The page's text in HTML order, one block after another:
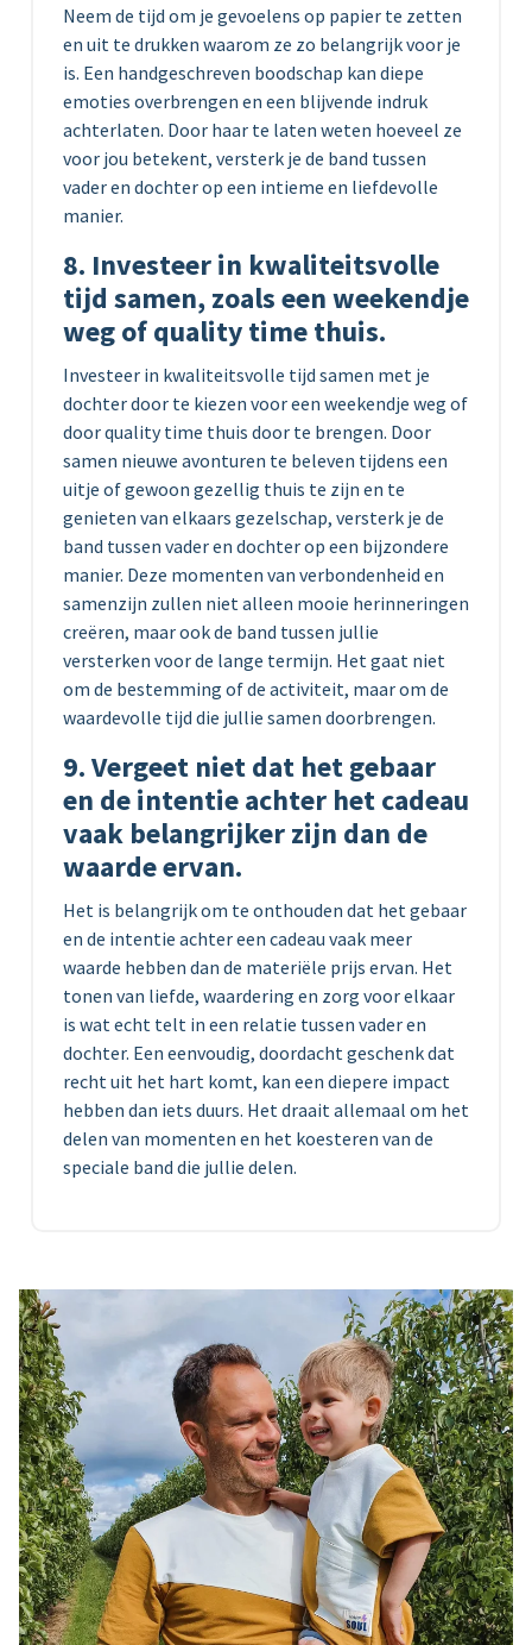
Neem de tijd om je gevoelens op papier te zetten
en uit te drukken waarom ze zo belangrijk voor je
is. Een handgeschreven boodschap kan diepe
emoties overbrengen en een blijvende indruk
achterlaten. Door haar te laten weten hoeveel ze
voor jou betekent, versterk je de band tussen
vader en dochter op een intieme en liefdevolle
manier.
8. Investeer in kwaliteitsvolle
tijd samen, zoals een weekendje
weg of quality time thuis.
Investeer in kwaliteitsvolle tijd samen met je
dochter door te kiezen voor een weekendje weg of
door quality time thuis door te brengen. Door
samen nieuwe avonturen te beleven tijdens een
uitje of gewoon gezellig thuis te zijn en te
genieten van elkaars gezelschap, versterk je de
band tussen vader en dochter op een bijzondere
manier. Deze momenten van verbondenheid en
samenzijn zullen niet alleen mooie herinneringen
creëren, maar ook de band tussen jullie
versterken voor de lange termijn. Het gaat niet
om de bestemming of de activiteit, maar om de
waardevolle tijd die jullie samen doorbrengen.
9. Vergeet niet dat het gebaar
en de intentie achter het cadeau
vaak belangrijker zijn dan de
waarde ervan.
Het is belangrijk om te onthouden dat het gebaar
en de intentie achter een cadeau vaak meer
waarde hebben dan de materiële prijs ervan. Het
tonen van liefde, waardering en zorg voor elkaar
is wat echt telt in een relatie tussen vader en
dochter. Een eenvoudig, doordacht geschenk dat
recht uit het hart komt, kan een diepere impact
hebben dan iets duurs. Het draait allemaal om het
delen van momenten en het koesteren van de
speciale band die jullie delen.